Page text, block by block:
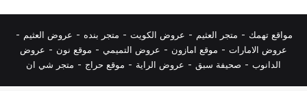
مواقع تهمك - متجر العثيم - عروض الكويت - متجر بنده - عروض العثيم -
عروض الامارات - موقع امازون - عروض التميمي - موقع نون - عروض
الدانوب - صحيفة سبق - عروض الراية - موقع حراج - متجر شي ان